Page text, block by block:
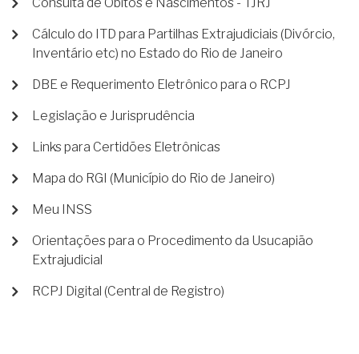
Cálculo do ITD para Partilhas Extrajudiciais (Divórcio,
Inventário etc) no Estado do Rio de Janeiro
DBE e Requerimento Eletrônico para o RCPJ
Legislação e Jurisprudência
Links para Certidões Eletrônicas
Mapa do RGI (Município do Rio de Janeiro)
Meu INSS
Orientações para o Procedimento da Usucapião
Extrajudicial
RCPJ Digital (Central de Registro)